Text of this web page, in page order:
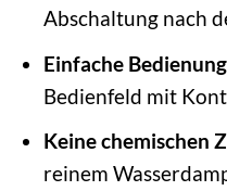
Abschaltung nach
Einfache
Bedienfeld mit
Keine chemischen
reinem